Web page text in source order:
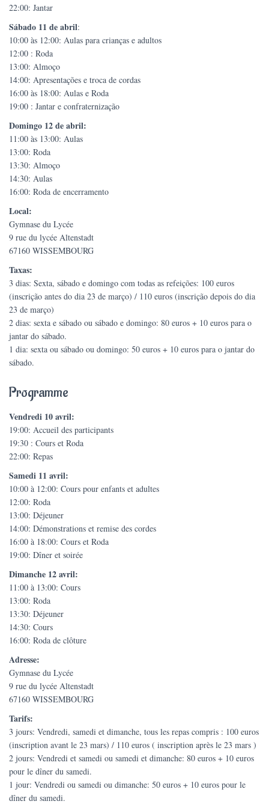
22:00: Jantar
Sábado 11 de abril:
10:00 às 12:00: Aulas para crianças e adultos
12:00 : Roda
13:00: Almoço
14:00: Apresentações e troca de cordas
16:00 às 18:00: Aulas e Roda
19:00 : Jantar e confraternização
Domingo 12 de abril:
11:00 às 13:00: Aulas
13:00: Roda
13:30: Almoço
14:30: Aulas
16:00: Roda de encerramento
Local:
Gymnase du Lycée
9 rue du lycée Altenstadt
67160 WISSEMBOURG
Taxas:
3 dias: Sexta, sábado e domingo com todas as refeições: 100 euros
(inscrição antes do dia 23 de março) / 110 euros (inscrição depois do dia
23 de março)
2 dias: sexta e sábado ou sábado e domingo: 80 euros + 10 euros para o
jantar do sábado.
1 dia: sexta ou sábado ou domingo: 50 euros + 10 euros para o jantar do
sábado.
Programme
Vendredi 10 avril:
19:00: Accueil des participants
19:30 : Cours et Roda
22:00: Repas
Samedi 11 avril:
10:00 à 12:00: Cours pour enfants et adultes
12:00: Roda
13:00: Déjeuner
14:00: Démonstrations et remise des cordes
16:00 à 18:00: Cours et Roda
19:00: Dîner et soirée
Dimanche 12 avril:
11:00 à 13:00: Cours
13:00: Roda
13:30: Déjeuner
14:30: Cours
16:00: Roda de clôture
Adresse:
Gymnase du Lycée
9 rue du lycée Altenstadt
67160 WISSEMBOURG
Tarifs:
3 jours: Vendredi, samedi et dimanche, tous les repas compris : 100 euros
(inscription avant le 23 mars) / 110 euros ( inscription après le 23 mars )
2 jours: Vendredi et samedi ou samedi et dimanche: 80 euros + 10 euros
pour le dîner du samedi.
1 jour: Vendredi ou samedi ou dimanche: 50 euros + 10 euros pour le
dîner du samedi.